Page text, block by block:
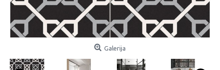
Galerija